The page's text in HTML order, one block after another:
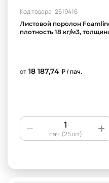
Код товара: 2619416
Листовой поролон
плотность 18 кг/м3,
от 18 187,74 ₽ / пач.
пач.(25 шт)